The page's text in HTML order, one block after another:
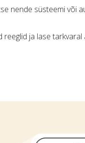
nende süsteemi või
reeglid ja lase